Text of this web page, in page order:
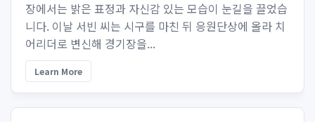
장에서는 밝은 표정과 자신감 있는 모습이 눈길을 끌었습
니다. 이날 서빈 씨는 시구를 마친 뒤 응원단상에 올라 치
어리더로 변신해 경기장을...
Learn More